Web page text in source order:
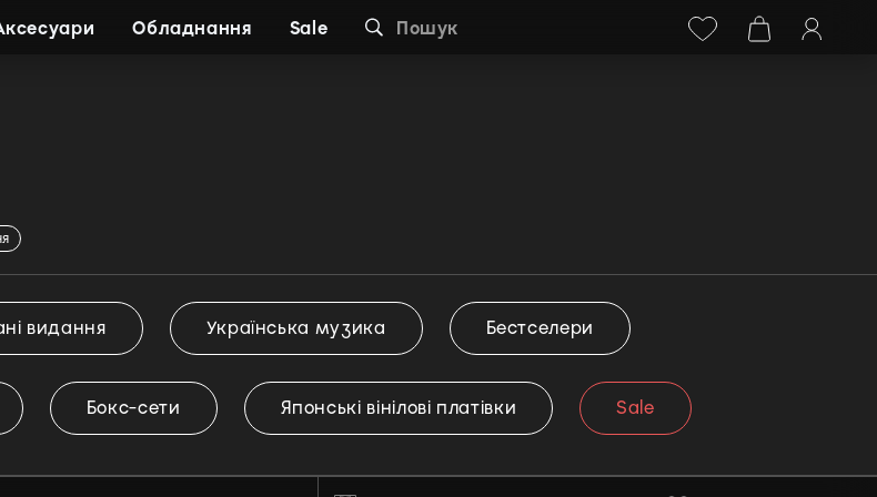
+38 (068) 778-40-38
Обладнання Sale Пошук
видання Українська музика Бестселери
Бокс-сети Японські вінілові платівки Sale